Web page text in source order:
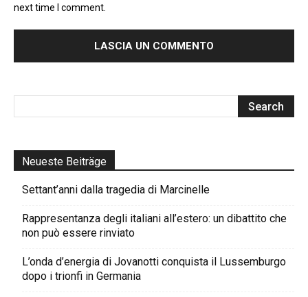
next time I comment.
Neueste Beiträge
Settant’anni dalla tragedia di Marcinelle
Rappresentanza degli italiani all’estero: un dibattito che
non può essere rinviato
L’onda d’energia di Jovanotti conquista il Lussemburgo
dopo i trionfi in Germania